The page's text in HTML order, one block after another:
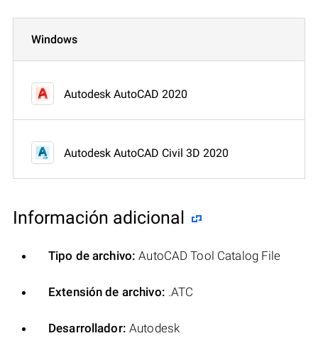
Windows
Autodesk AutoCAD 2020
Autodesk AutoCAD Civil 3D 2020
Información adicional
Tipo de archivo: AutoCAD Tool Catalog File
Extensión de archivo: .ATC
Desarrollador: Autodesk